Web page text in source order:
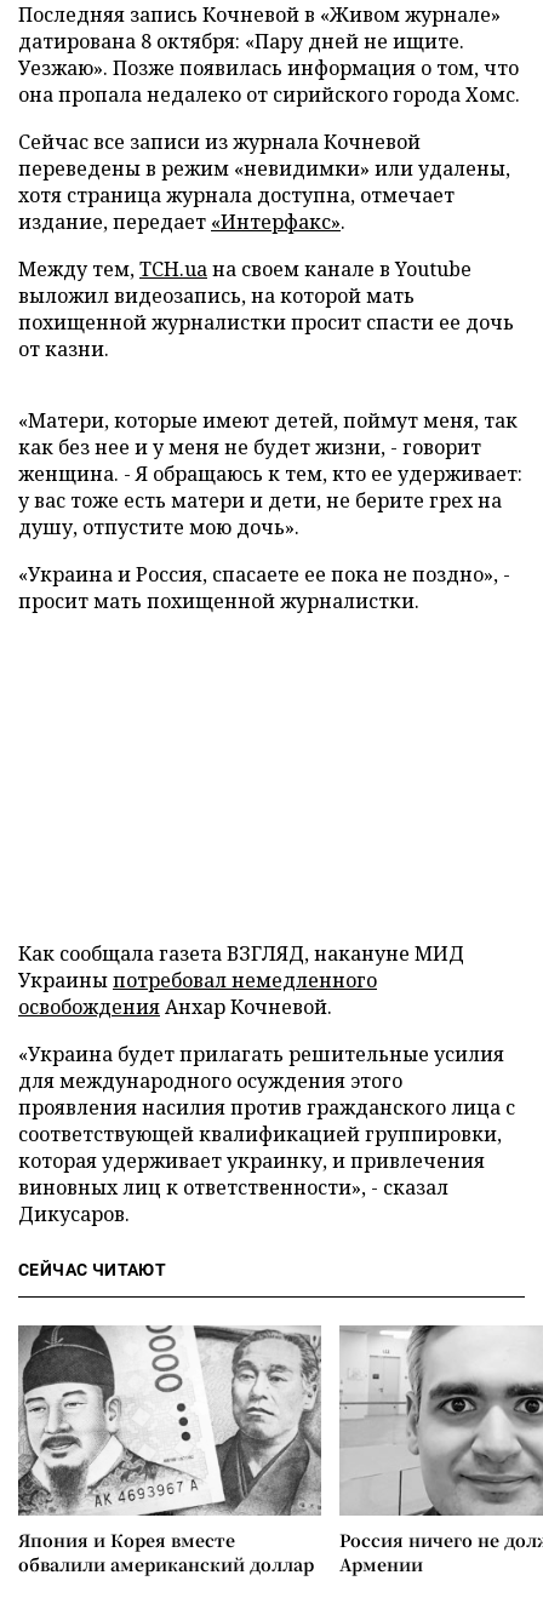
Последняя запись Кочневой в «Живом журнале»
датирована 8 октября: «Пару дней не ищите.
Уезжаю». Позже появилась информация о том, что
она пропала недалеко от сирийского города Хомс.
Сейчас все записи из журнала Кочневой
переведены в режим «невидимки» или удалены,
хотя страница журнала доступна, отмечает
издание, передает «Интерфакс».
Между тем,ТСН.uaна своем канале в Youtube
выложил видеозапись, на которой мать
похищенной журналистки просит спасти ее дочь
от казни.
«Матери, которые имеют детей, поймут меня, так
как без нее и у меня не будет жизни, - говорит
женщина. - Я обращаюсь к тем, кто ее удерживает:
у вас тоже есть матери и дети, не берите грех на
душу, отпустите мою дочь».
«Украина и Россия, спасаете ее пока не поздно», -
просит мать похищенной журналистки.
Как сообщала газета ВЗГЛЯД, накануне МИД
Украиныпотребовал немедленного
освобожденияАнхар Кочневой.
«Украина будет прилагать решительные усилия
для международного осуждения этого
проявления насилия против гражданского лица с
соответствующей квалификацией группировки,
которая удерживает украинку, и привлечения
виновных лиц к ответственности», - сказал
Дикусаров.
СЕЙЧАС ЧИТАЮТ
Япония и Корея вместе
обвалили американский доллар
Россия ничего не
Армении